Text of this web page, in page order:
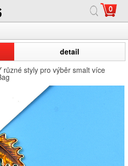
0
detail
různé styly pro výběr smalt více